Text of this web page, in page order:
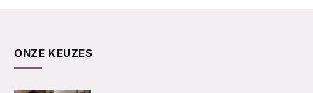
ONZE KEUZES